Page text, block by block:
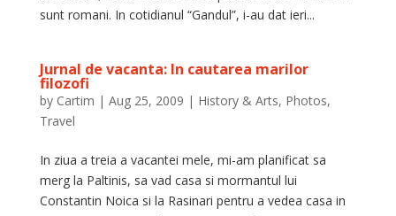
sunt romani. In cotidianul “Gandul”, i-au dat ieri...
Jurnal de vacanta: In cautarea marilor
filozofi
by Cartim | Aug 25, 2009 | History & Arts, Photos,
Travel
In ziua a treia a vacantei mele, mi-am planificat sa
merg la Paltinis, sa vad casa si mormantul lui
Constantin Noica si la Rasinari pentru a vedea casa in